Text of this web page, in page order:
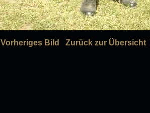
Vorheriges Bild Zurück zur Übersicht